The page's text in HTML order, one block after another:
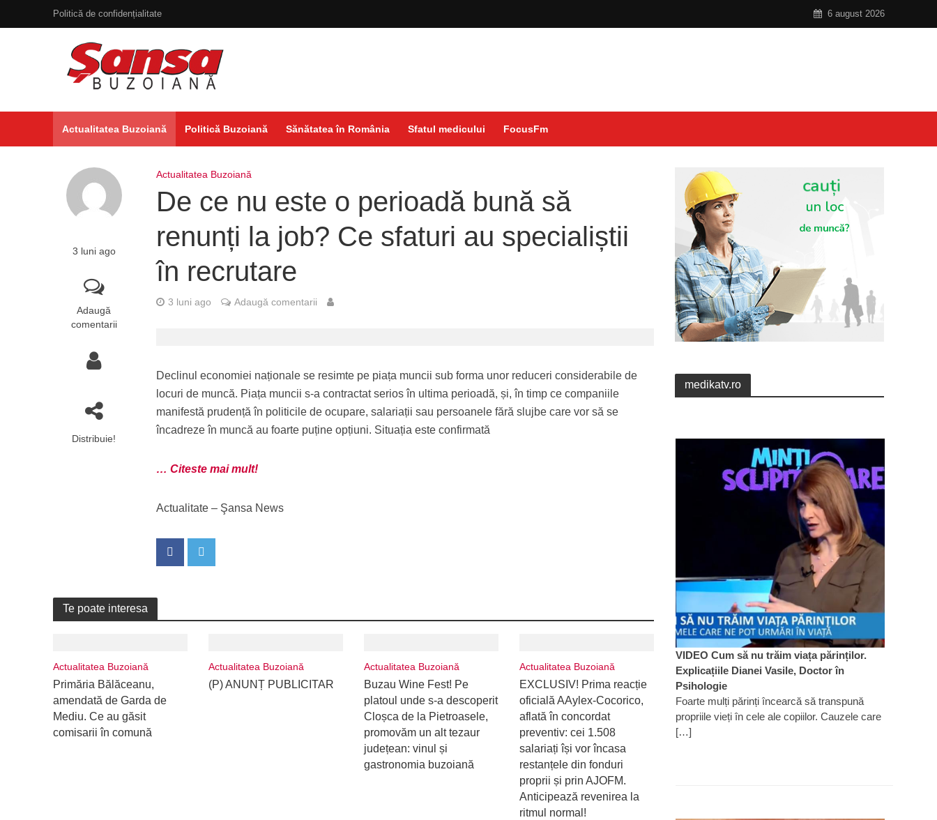
Politică de confidențialitate 6 august 2026
Actualitatea Buzoiană Politică Buzoiană Sănătatea în România Sfatul medicului FocusFm
3 luni ago
Adaugă
comentarii
Distribuie!
Actualitatea Buzoiană
De ce nu este o perioadă bună să
renunți la job? Ce sfaturi au specialiștii
în recrutare
3 luni ago Adaugă comentarii
Declinul economiei naționale se resimte pe piața muncii sub forma unor reduceri considerabile de
locuri de muncă. Piața muncii s-a contractat serios în ultima perioadă, și, în timp ce companiile
manifestă prudență în politicile de ocupare, salariații sau persoanele fără slujbe care vor să se
încadreze în muncă au foarte puține opțiuni. Situația este confirmată
… Citeste mai mult!
Actualitate – Şansa News
Te poate interesa
Actualitatea Buzoiană
Primăria Bălăceanu,
amendată de Garda de
Mediu. Ce au găsit
comisarii în comună
Actualitatea Buzoiană
(P) ANUNȚ PUBLICITAR
Actualitatea Buzoiană
Buzau Wine Fest! Pe
platoul unde s-a descoperit
Cloșca de la Pietroasele,
promovăm un alt tezaur
județean: vinul și
gastronomia buzoiană
Actualitatea Buzoiană
EXCLUSIV! Prima reacție
oficială AAylex-Cocorico,
aflată în concordat
preventiv: cei 1.508
salariați își vor încasa
restanțele din fonduri
proprii și prin AJOFM.
Anticipează revenirea la
ritmul normal!
medikatv.ro
VIDEO Cum să nu trăim viața părinților.
Explicațiile Dianei Vasile, Doctor în
Psihologie
Foarte mulți părinți încearcă să transpună
propriile vieți în cele ale copiilor. Cauzele care
[…]